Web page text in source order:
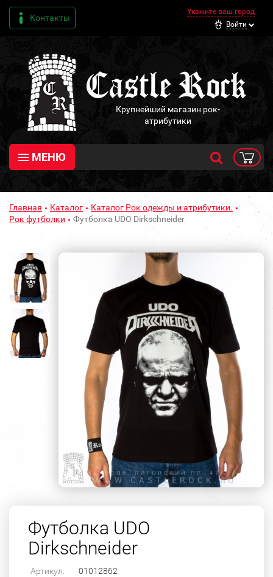
Контакты
Укажите ваш город
Войти
Крупнейший магазин рок-
атрибутики
МЕНЮ
Главная Каталог
Каталог Рок одежды и атрибутики.
Рок футболки
Футболка UDO Dirkschneider
Футболка UDO
Dirkschneider
Артикул: 01012862